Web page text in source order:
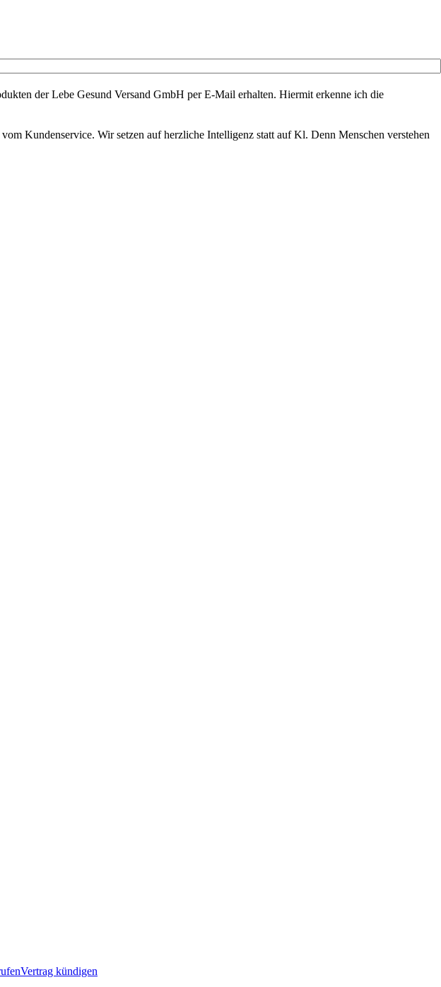
der Lebe Gesund Versand GmbH per E-Mail erhalten. Hiermit erkenne ich die
Kundenservice. Wir setzen auf herzliche Intelligenz statt auf Kl. Denn Menschen verstehen
Vertrag kündigen